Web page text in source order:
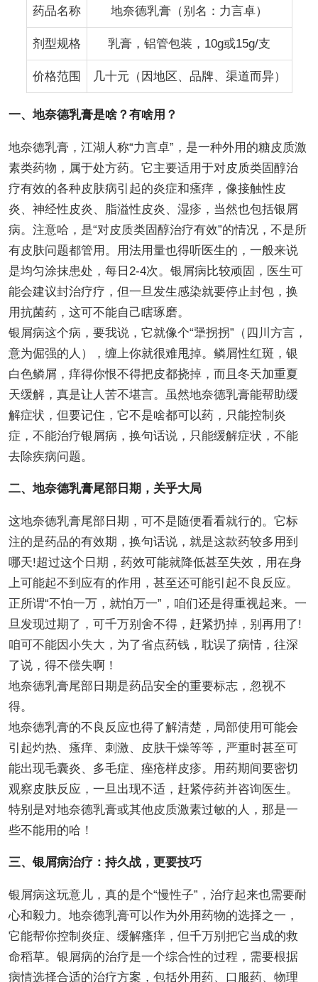
药品名称 地奈德乳膏（别名：力言卓）
剂型规格 乳膏，铝管包装，10g或15g/支
价格范围 几十元（因地区、品牌、渠道而异）
一、地奈德乳膏是啥？有啥用？
地奈德乳膏，江湖人称“力言卓”，是一种外用的糖皮质激
素类药物，属于处方药。它主要适用于对皮质类固醇治
疗有效的各种皮肤病引起的炎症和瘙痒，像接触性皮
炎、神经性皮炎、脂溢性皮炎、湿疹，当然也包括银屑
病。注意哈，是“对皮质类固醇治疗有效”的情况，不是所
有皮肤问题都管用。用法用量也得听医生的，一般来说
是均匀涂抹患处，每日2-4次。银屑病比较顽固，医生可
能会建议封治疗疗，但一旦发生感染就要停止封包，换
用抗菌药，这可不能自己瞎琢磨。
银屑病这个病，要我说，它就像个“犟拐拐”（四川方言，
意为倔强的人），缠上你就很难甩掉。鳞屑性红斑，银
白色鳞屑，痒得你恨不得把皮都挠掉，而且冬天加重夏
天缓解，真是让人苦不堪言。虽然地奈德乳膏能帮助缓
解症状，但要记住，它不是啥都可以药，只能控制炎
症，不能治疗银屑病，换句话说，只能缓解症状，不能
去除疾病问题。
二、地奈德乳膏尾部日期，关乎大局
这地奈德乳膏尾部日期，可不是随便看看就行的。它标
注的是药品的有效期，换句话说，就是这款药较多用到
哪天!超过这个日期，药效可能就降低甚至失效，用在身
上可能起不到应有的作用，甚至还可能引起不良反应。
正所谓“不怕一万，就怕万一”，咱们还是得重视起来。一
旦发现过期了，可千万别舍不得，赶紧扔掉，别再用了!
咱可不能因小失大，为了省点药钱，耽误了病情，往深
了说，得不偿失啊！
地奈德乳膏尾部日期是药品安全的重要标志，忽视不
得。
地奈德乳膏的不良反应也得了解清楚，局部使用可能会
引起灼热、瘙痒、刺激、皮肤干燥等等，严重时甚至可
能出现毛囊炎、多毛症、痤疮样皮疹。用药期间要密切
观察皮肤反应，一旦出现不适，赶紧停药并咨询医生。
特别是对地奈德乳膏或其他皮质激素过敏的人，那是一
些不能用的哈！
三、银屑病治疗：持久战，更要技巧
银屑病这玩意儿，真的是个“慢性子”，治疗起来也需要耐
心和毅力。地奈德乳膏可以作为外用药物的选择之一，
它能帮你控制炎症、缓解瘙痒，但千万别把它当成的救
命稻草。银屑病的治疗是一个综合性的过程，需要根据
病情选择合适的治疗方案，包括外用药、口服药、物理